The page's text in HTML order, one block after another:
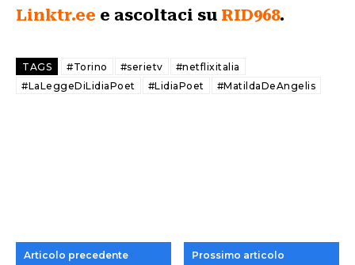
Linktr.ee e ascoltaci su RID968.
TAGS #Torino #serietv
#netflixitalia
#LaLeggeDiLidiaPoet
#LidiaPoet #MatildaDeAngelis
Articolo precedente Prossimo articolo